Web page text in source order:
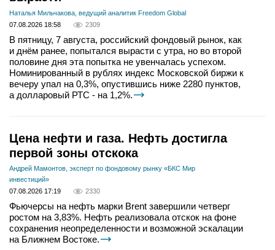
Наталья Мильчакова, ведущий аналитик Freedom Global
07.08.2026 18:58
2309
В пятницу, 7 августа, российский фондовый рынок, как
и днём ранее, попытался вырасти с утра, но во второй
половине дня эта попытка не увенчалась успехом.
Номинированный в рублях индекс Московской биржи к
вечеру упал на 0,3%, опустившись ниже 2280 пунктов,
а долларовый РТС - на 1,2%.
Цена нефти и газа. Нефть достигла
первой зоны отскока
Андрей Мамонтов, эксперт по фондовому рынку «БКС Мир
инвестиций»
07.08.2026 17:19
2330
Фьючерсы на нефть марки Brent завершили четверг
ростом на 3,83%. Нефть реализовала отскок на фоне
сохранения неопределенности и возможной эскалации
на Ближнем Востоке.